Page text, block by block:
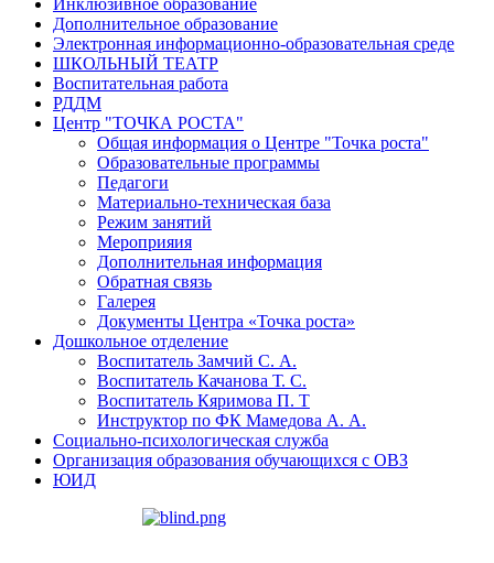
Дополнительное образование
Электронная информационно-образовательная среде
ШКОЛЬНЫЙ ТЕАТР
Воспитательная работа
РДДМ
Центр "ТОЧКА РОСТА"
Общая информация о Центре "Точка роста"
Образовательные программы
Педагоги
Материально-техническая база
Режим занятий
Мероприяия
Дополнительная информация
Обратная связь
Галерея
Документы Центра «Точка роста»
Дошкольное отделение
Воспитатель Замчий С. А.
Воспитатель Качанова Т. С.
Воспитатель Кяримова П. Т
Инструктор по ФК Мамедова А. А.
Социально-психологическая служба
Организация образования обучающихся с ОВЗ
ЮИД